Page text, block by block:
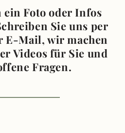
ein Foto oder Infos
Sie uns per
E-Mail, wir machen
Videos für Sie und
Fragen.